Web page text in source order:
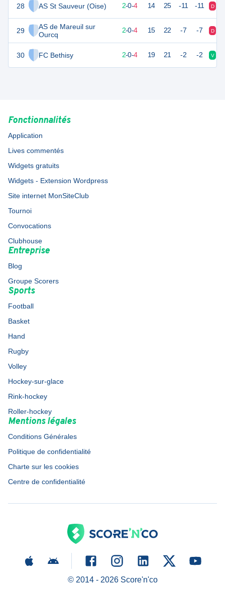
28 AS St Sauveur (Oise)
29
AS de Mareuil sur
Ourcq
30 FC Bethisy
6 2-0-4 14 25 -11 -11 D
6 2-0-4 15 22 -7 -7 D
2-0-4 19 21 -2 -2 V
Fonctionnalités
Application
Lives commentés
Widgets gratuits
Widgets - Extension Wordpress
Site internet MonSiteClub
Tournoi
Convocations
Clubhouse
Entreprise
Blog
Groupe Scorers
Sports
Football
Basket
Hand
Rugby
Volley
Hockey-sur-glace
Rink-hockey
Roller-hockey
Mentions légales
Conditions Générales
Politique de confidentialité
Charte sur les cookies
Centre de confidentialité
© 2014 - 2026Score'n'co